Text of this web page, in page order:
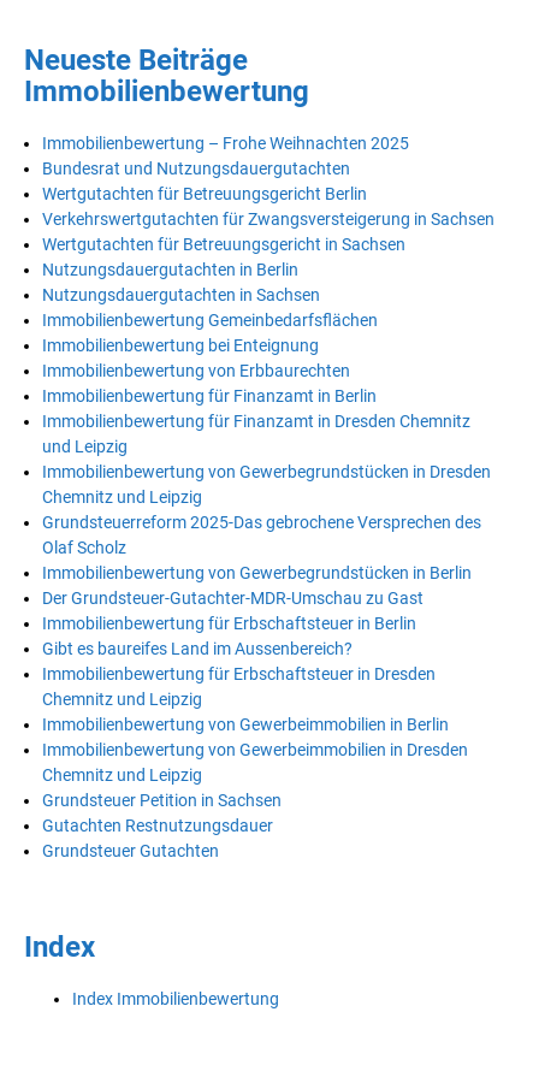
Neueste Beiträge
Immobilienbewertung
Immobilienbewertung – Frohe Weihnachten 2025
Bundesrat und Nutzungsdauergutachten
Wertgutachten für Betreuungsgericht Berlin
Verkehrswertgutachten für Zwangsversteigerung in Sachsen
Wertgutachten für Betreuungsgericht in Sachsen
Nutzungsdauergutachten in Berlin
Nutzungsdauergutachten in Sachsen
Immobilienbewertung Gemeinbedarfsflächen
Immobilienbewertung bei Enteignung
Immobilienbewertung von Erbbaurechten
Immobilienbewertung für Finanzamt in Berlin
Immobilienbewertung für Finanzamt in Dresden Chemnitz
und Leipzig
Immobilienbewertung von Gewerbegrundstücken in Dresden
Chemnitz und Leipzig
Grundsteuerreform 2025-Das gebrochene Versprechen des
Olaf Scholz
Immobilienbewertung von Gewerbegrundstücken in Berlin
Der Grundsteuer-Gutachter-MDR-Umschau zu Gast
Immobilienbewertung für Erbschaftsteuer in Berlin
Gibt es baureifes Land im Aussenbereich?
Immobilienbewertung für Erbschaftsteuer in Dresden
Chemnitz und Leipzig
Immobilienbewertung von Gewerbeimmobilien in Berlin
Immobilienbewertung von Gewerbeimmobilien in Dresden
Chemnitz und Leipzig
Grundsteuer Petition in Sachsen
Gutachten Restnutzungsdauer
Grundsteuer Gutachten
Index
Index Immobilienbewertung